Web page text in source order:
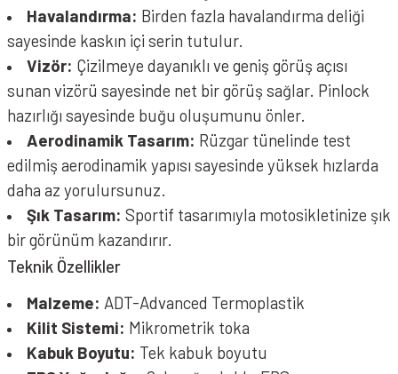
Havalandırma: Birden fazla havalandırma deliği
sayesinde kaskın içi serin tutulur.
Vizör: Çizilmeye dayanıklı ve geniş görüş açısı
sunan vizörü sayesinde net bir görüş sağlar. Pinlock
hazırlığı sayesinde buğu oluşumunu önler.
Aerodinamik Tasarım: Rüzgar tünelinde test
edilmiş aerodinamik yapısı sayesinde yüksek hızlarda
daha az yorulursunuz.
Şık Tasarım: Sportif tasarımıyla motosikletinize şık
bir görünüm kazandırır.
Teknik Özellikler
Malzeme: ADT-Advanced Termoplastik
Kilit Sistemi: Mikrometrik toka
Kabuk Boyutu: Tek kabuk boyutu